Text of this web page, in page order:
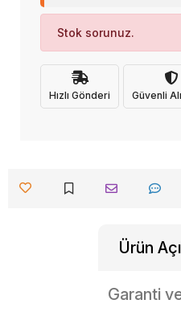
Stok sorunuz.
Hızlı Gönderi Güvenli
Ürün
Garanti